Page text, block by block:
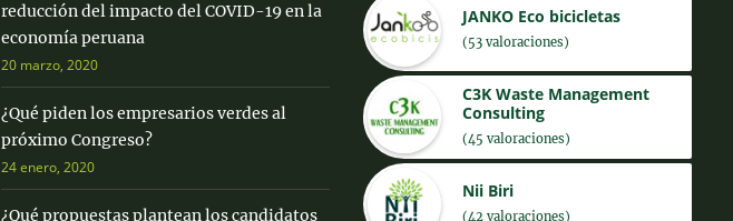
reducción del impacto del COVID-19 en la
economía peruana
20 marzo, 2020
¿Qué piden los empresarios verdes al
próximo Congreso?
24 enero, 2020
¿Qué propuestas plantean los candidatos
JANKO Eco bicicletas
(53 valoraciones)
C3K Waste Management
Consulting
(45 valoraciones)
Nii Biri
(42 valoraciones)